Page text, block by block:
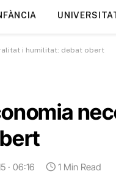
i humilitat: debat obert
· 06:16 1 Min Read